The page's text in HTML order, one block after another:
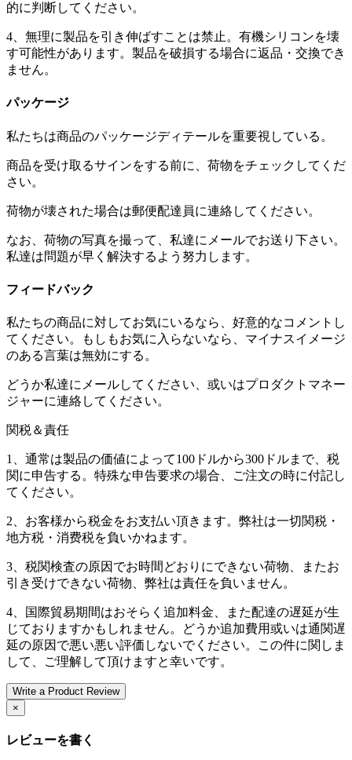
的に判断してください。
4、無理に製品を引き伸ばすことは禁止。有機シリコンを壊
す可能性があります。製品を破損する場合に返品・交換でき
ません。
パッケージ
私たちは商品のパッケージディテールを重要視している。
商品を受け取るサインをする前に、荷物をチェックしてくだ
さい。
荷物が壊された場合は郵便配達員に連絡してください。
なお、荷物の写真を撮って、私達にメールでお送り下さい。
私達は問題が早く解決するよう努力します。
フィードバック
私たちの商品に対してお気にいるなら、好意的なコメントし
てください。もしもお気に入らないなら、マイナスイメージ
のある言葉は無効にする。
どうか私達にメールしてください、或いはプロダクトマネー
ジャーに連絡してください。
関税＆責任
1、通常は製品の価値によって100ドルから300ドルまで、税
関に申告する。特殊な申告要求の場合、ご注文の時に付記し
てください。
2、お客様から税金をお支払い頂きます。弊社は一切関税・
地方税・消费税を負いかねます。
3、税関検査の原因でお時間どおりにできない荷物、またお
引き受けできない荷物、弊社は責任を負いません。
4、国際貿易期間はおそらく追加料金、また配達の遅延が生
じておりますかもしれません。どうか追加費用或いは通関遅
延の原因で悪い悪い評価しないでください。この件に関しま
して、ご理解して頂けますと幸いです。
Write a Product Review
×
レビューを書く